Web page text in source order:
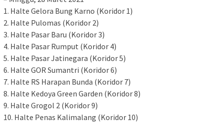
1. Halte Gelora Bung Karno (Koridor 1)
2. Halte Pulomas (Koridor 2)
3. Halte Pasar Baru (Koridor 3)
4. Halte Pasar Rumput (Koridor 4)
5. Halte Pasar Jatinegara (Koridor 5)
6. Halte GOR Sumantri (Koridor 6)
7. Halte RS Harapan Bunda (Koridor 7)
8. Halte Kedoya Green Garden (Koridor 8)
9. Halte Grogol 2 (Koridor 9)
10. Halte Penas Kalimalang (Koridor 10)